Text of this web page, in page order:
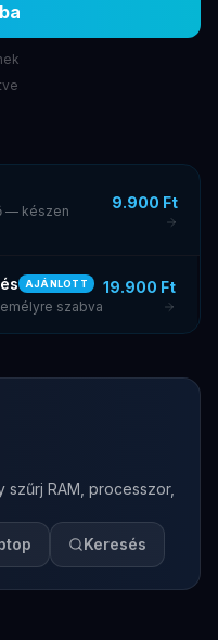
— készen
9.900 Ft
AJÁNLOTT
szabva
19.900 Ft
RAM, processzor,
Keresés